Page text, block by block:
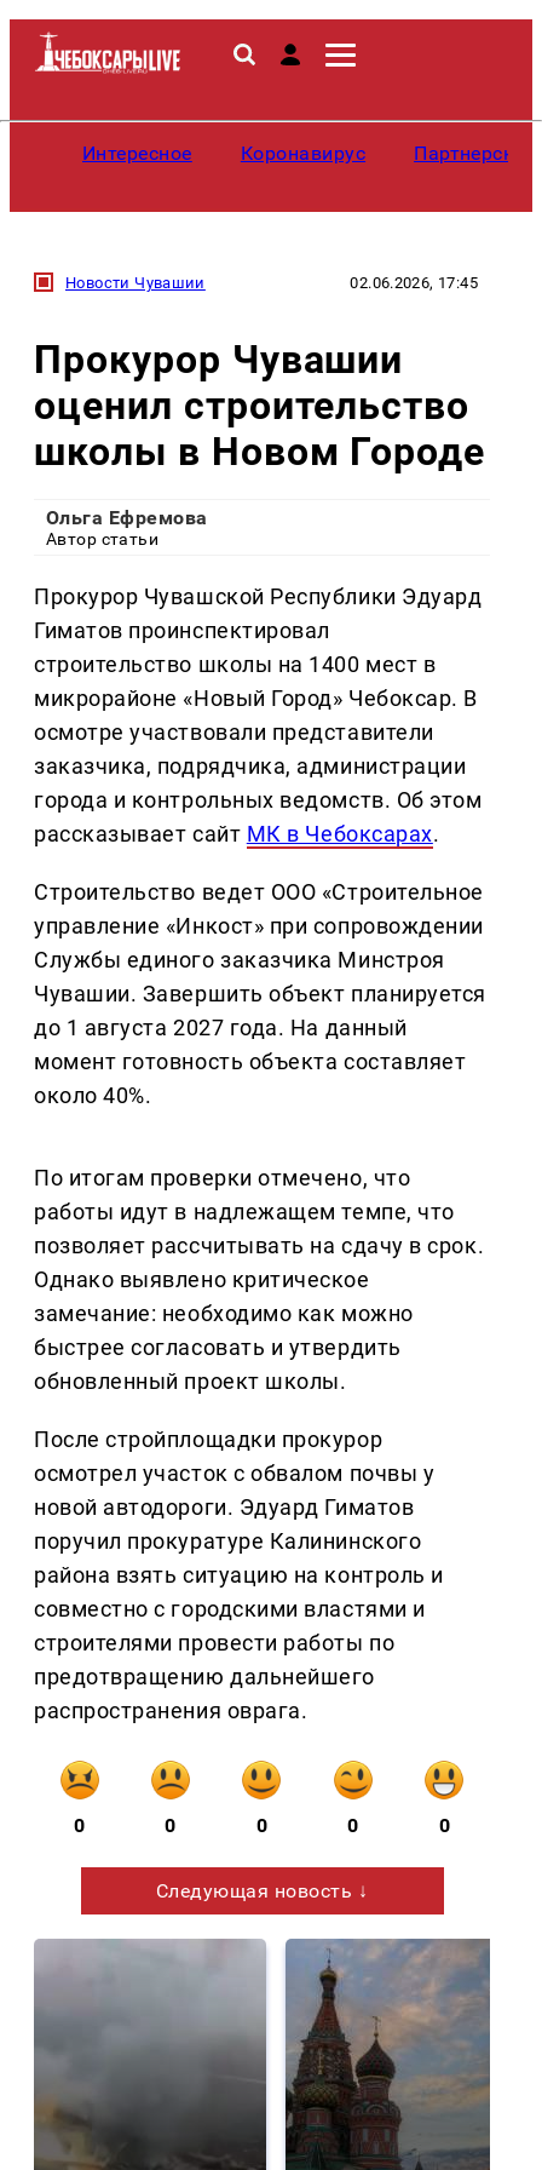
Интересное Коронавирус
Новости Чувашии 02.06.2026, 17:45
Прокурор Чувашии
оценил строительство
школы в Новом Городе
Ольга Ефремова
Автор статьи
Прокурор Чувашской Республики Эдуард
Гиматов проинспектировал
строительство школы на 1400 мест в
микрорайоне «Новый Город» Чебоксар. В
осмотре участвовали представители
заказчика, подрядчика, администрации
города и контрольных ведомств. Об этом
рассказывает сайт МК в Чебоксарах.
Строительство ведет ООО «Строительное
управление «Инкост» при сопровождении
Службы единого заказчика Минстроя
Чувашии. Завершить объект планируется
до 1 августа 2027 года. На данный
момент готовность объекта составляет
около 40%.
По итогам проверки отмечено, что
работы идут в надлежащем темпе, что
позволяет рассчитывать на сдачу в срок.
Однако выявлено критическое
замечание: необходимо как можно
быстрее согласовать и утвердить
обновленный проект школы.
После стройплощадки прокурор
осмотрел участок с обвалом почвы у
новой автодороги. Эдуард Гиматов
поручил прокуратуре Калининского
района взять ситуацию на контроль и
совместно с городскими властями и
строителями провести работы по
предотвращению дальнейшего
распространения оврага.
0 0 0 0 0
Следующая новость ↓